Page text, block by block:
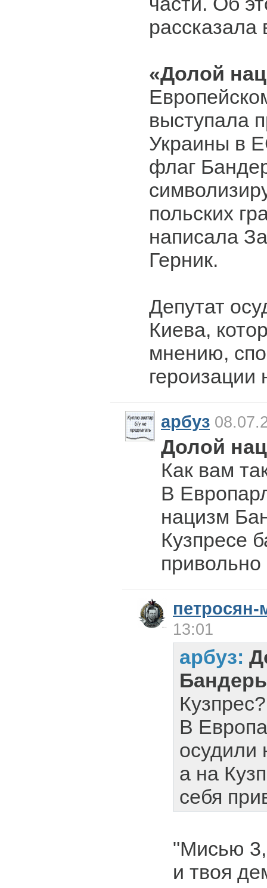
рассказала
«Долой
выступала
Украины в
флаг
польских
написала
Герник.
Депутат
Киева,
мнению,
героизации
арбуз
Долой
Как вам
В
нацизм
Кузпресе
привольно
13:01
арбуз:
Кузпрес?
В
осудили
а на
себя
"Мисью
и твоя